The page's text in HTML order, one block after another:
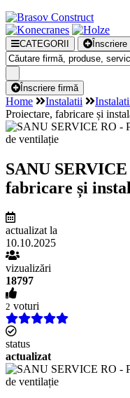
CATEGORII
Înscriere firmă
Home Instalatii
Proiectare, fabricare și
SANU
fabricare și
actualizat la
10.10.2025
vizualizări
18797
2 voturi
status
actualizat